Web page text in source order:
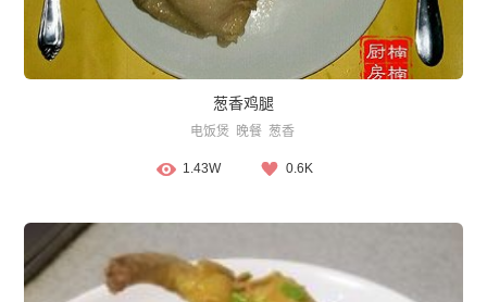
葱香鸡腿
电饭煲 晚餐 葱香
1.43W 0.6K